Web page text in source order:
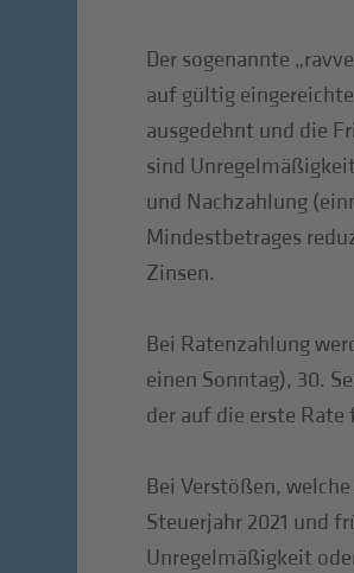
Der sogenannte
auf gültig
ausgedehnt und die
sind
und Nachzahlung
Mindestbetrages
Zinsen.
Bei Ratenzahlung
einen Sonntag), 30.
der auf die erste
Bei Verstößen,
Steuerjahr 2021 und
Unregelmäßigkeit